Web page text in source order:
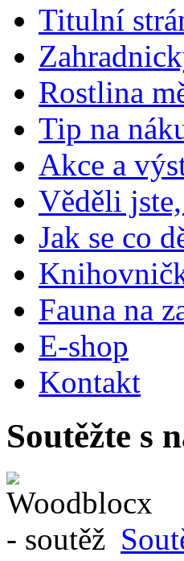
Titulní
Rostlina
Tip na
Akce a
Věděli
Jak se co
Fauna na
E-shop
Kontakt
Soutěžte s